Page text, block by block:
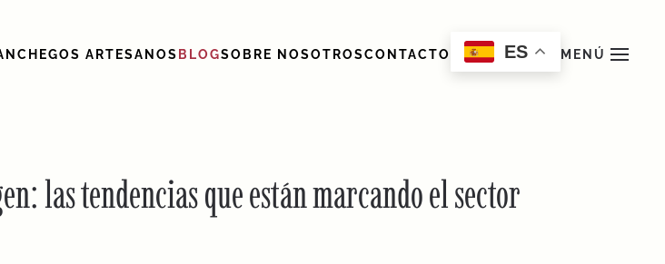
ARTESANOS BLOGSOBRE NOSOTROSCONTACTO ES MENÚ
las tendencias que están marcando el sector